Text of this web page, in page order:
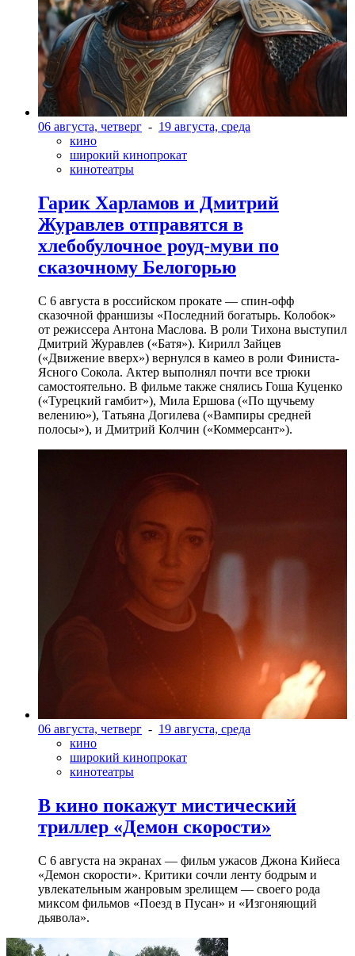
06 августа, четверг - 19 августа, среда
кино
широкий кинопрокат
кинотеатры
Гарик Харламов и Дмитрий
Журавлев отправятся в
хлебобулочное роуд-муви по
сказочному Белогорью
С 6 августа в российском прокате — спин-офф
сказочной франшизы «Последний богатырь. Колобок»
от режиссера Антона Маслова. В роли Тихона выступил
Дмитрий Журавлев («Батя»). Кирилл Зайцев
(«Движение вверх») вернулся в камео в роли Финиста-
Ясного Сокола. Актер выполнял почти все трюки
самостоятельно. В фильме также снялись Гоша Куценко
(«Турецкий гамбит»), Мила Ершова («По щучьему
велению»), Татьяна Догилева («Вампиры средней
полосы»), и Дмитрий Колчин («Коммерсант»).
06 августа, четверг - 19 августа, среда
кино
широкий кинопрокат
кинотеатры
В кино покажут мистический
триллер «Демон скорости»
С 6 августа на экранах — фильм ужасов Джона Кийеса
«Демон скорости». Критики сочли ленту бодрым и
увлекательным жанровым зрелищeм — своего рода
миксом фильмов «Поезд в Пусан» и «Изгоняющий
дьявола».